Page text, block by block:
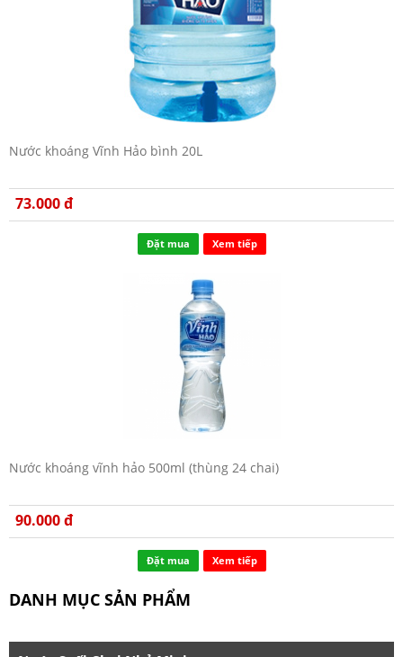
Nước khoáng Vĩnh Hảo bình 20L
73.000 đ
Đặt mua Xem tiếp
Nước khoáng vĩnh hảo 500ml (thùng 24 chai)
90.000 đ
Đặt mua Xem tiếp
DANH MỤC SẢN PHẨM